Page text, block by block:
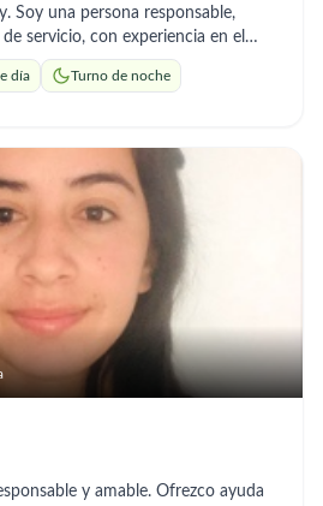
Soy una persona responsable,
servicio, con experiencia en el
y en terapia ocupacional. Me
de empatía, brindando un trato
Me adapto a las necesidades
puede contactarme al 612575736 !
día Turno de noche
y amable. Ofrezco ayuda